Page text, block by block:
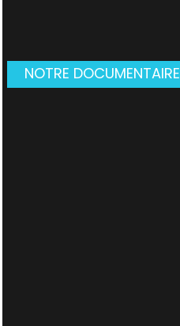
NOTRE DOCUMENTAIRE